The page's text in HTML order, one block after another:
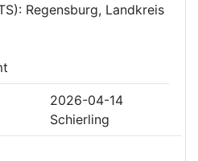
Regensburg, Landkreis
2026-04-14
Schierling